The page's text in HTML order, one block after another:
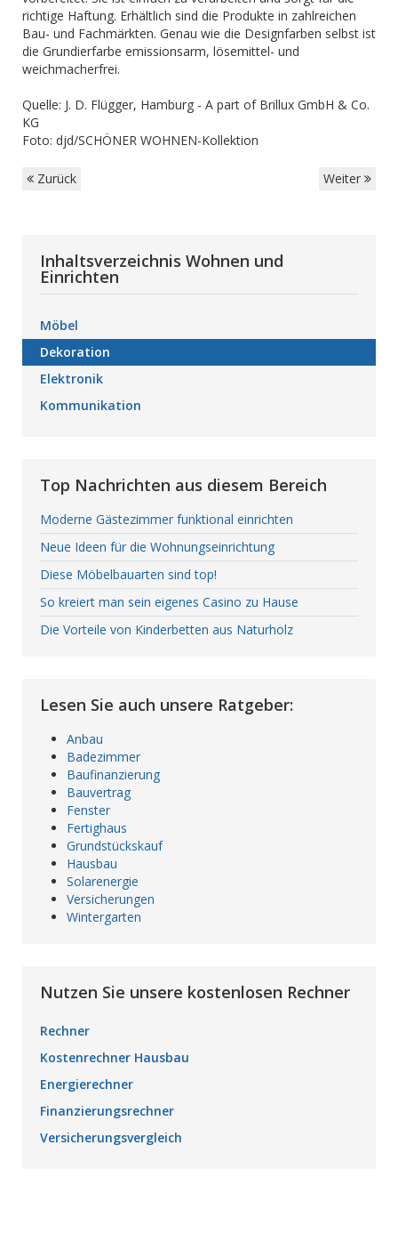
richtige Haftung. Erhältlich sind die Produkte in zahlreichen
Bau- und Fachmärkten. Genau wie die Designfarben selbst ist
die Grundierfarbe emissionsarm, lösemittel- und
weichmacherfrei.
Quelle: J. D. Flügger, Hamburg - A part of Brillux GmbH & Co.
KG
Foto: djd/SCHÖNER WOHNEN-Kollektion
Zurück Weiter
Inhaltsverzeichnis Wohnen und
Einrichten
Möbel
Dekoration
Elektronik
Kommunikation
Top Nachrichten aus diesem Bereich
Moderne Gästezimmer funktional einrichten
Neue Ideen für die Wohnungseinrichtung
Diese Möbelbauarten sind top!
So kreiert man sein eigenes Casino zu Hause
Die Vorteile von Kinderbetten aus Naturholz
Lesen Sie auch unsere Ratgeber:
Anbau
Badezimmer
Baufinanzierung
Bauvertrag
Fenster
Fertighaus
Grundstückskauf
Hausbau
Solarenergie
Versicherungen
Wintergarten
Nutzen Sie unsere kostenlosen Rechner
Rechner
Kostenrechner Hausbau
Energierechner
Finanzierungsrechner
Versicherungsvergleich